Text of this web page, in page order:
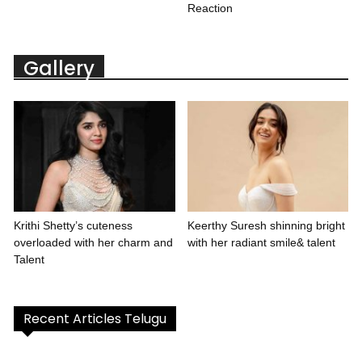
Reaction
Gallery
Krithi Shetty’s cuteness
overloaded with her charm and
Talent
Keerthy Suresh shinning bright
with her radiant smile& talent
Recent Articles Telugu